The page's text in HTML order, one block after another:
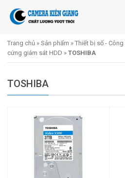
Trang chủ » Sản phẩm » Thiết bị số -
cứng giám sát HDD » TOSHIBA
TOSHIBA